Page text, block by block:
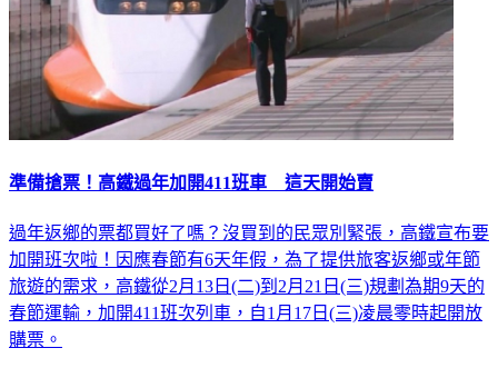
準備搶票！高鐵過年加開411班車 這天開始賣
過年返鄉的票都買好了嗎？沒買到的民眾別緊張，高鐵宣布要
加開班次啦！因應春節有6天年假，為了提供旅客返鄉或年節
旅遊的需求，高鐵從2月13日(二)到2月21日(三)規劃為期9天的
春節運輸，加開411班次列車，自1月17日(三)凌晨零時起開放
購票。